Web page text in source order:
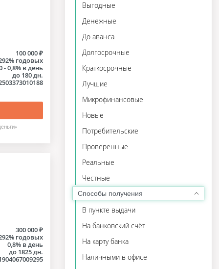
100 000 ₽
годовых
- 0,8% в день
до 180 дн.
300 000 ₽
годовых
0,8% в день
до 1825 дн.
Выгодные
Денежные
До аванса
Долгосрочные
Краткосрочные
Лучшие
Микрофинансовые
Новые
Потребительские
Проверенные
Реальные
Честные
Способы получения
В пункте выдачи
На банковский счёт
На карту банка
Наличными в офисе